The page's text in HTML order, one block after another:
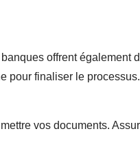
offrent également
pour finaliser le processus.
vos documents.